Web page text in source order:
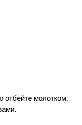
отбейте молотком.